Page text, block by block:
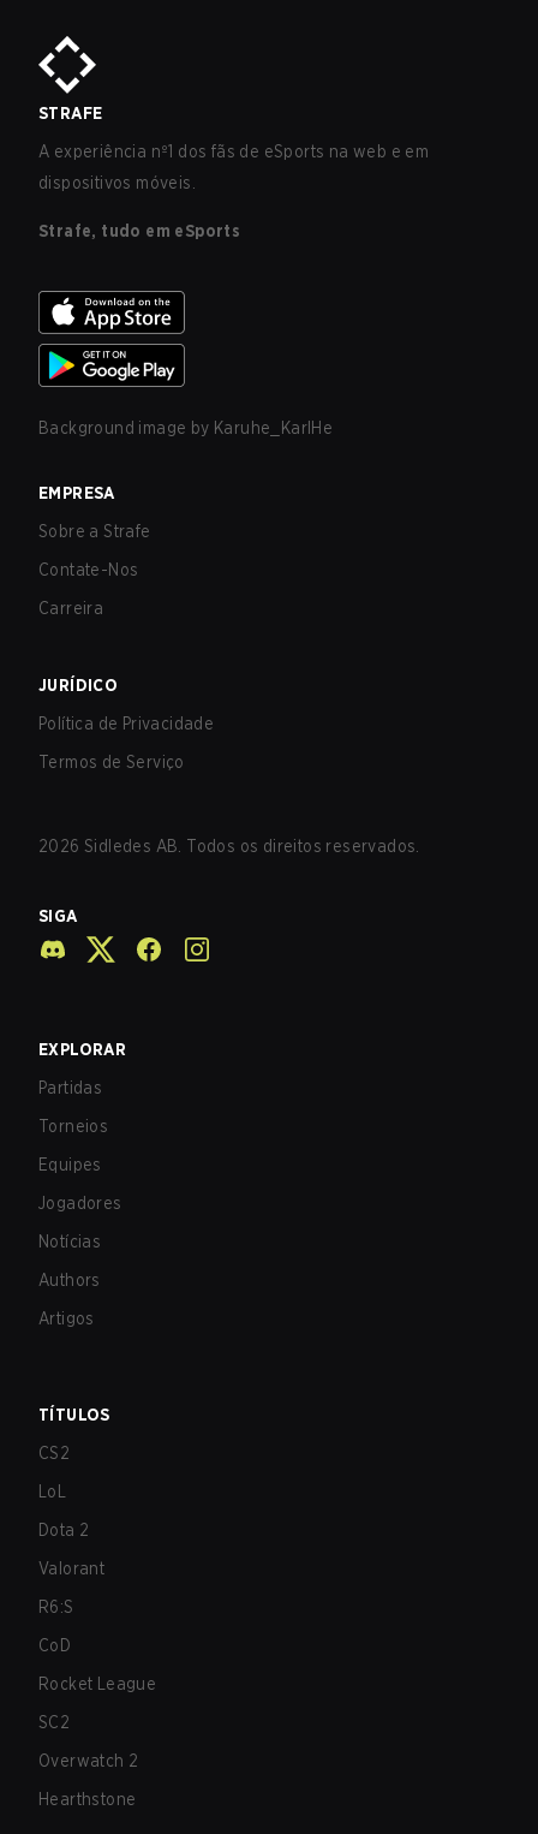
STRAFE
A experiência nº1 dos fãs de eSports na web e em
dispositivos móveis.
Strafe, tudo em eSports
Background image by Karuhe_KarlHe
EMPRESA
Sobre a Strafe
Contate-Nos
Carreira
JURÍDICO
Política de Privacidade
Termos de Serviço
2026 Sidledes AB. Todos os direitos reservados.
SIGA
EXPLORAR
Partidas
Torneios
Equipes
Jogadores
Notícias
Authors
Artigos
TÍTULOS
CS2
LoL
Dota 2
Valorant
R6:S
CoD
Rocket League
SC2
Overwatch 2
Hearthstone